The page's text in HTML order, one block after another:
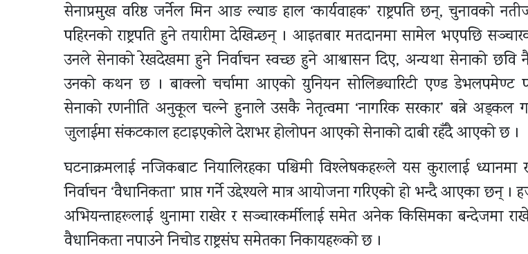
सेनाप्रमुख वरिष्ठ जर्नेल मिन आङ ल्याङ हाल ‘कार्यवाहक’ राष्ट्रपति छन्, चुनावको
पहिरनको राष्ट्रपति हुने तयारीमा देखिन्छन् । आइतबार मतदानमा सामेल भएपछि
उनले सेनाको रेखदेखमा हुने निर्वाचन स्वच्छ हुने आश्वासन दिए, अन्यथा सेनाको छवि
उनको कथन छ । बाक्लो चर्चामा आएको युनियन सोलिड्यारिटी एण्ड डेभलपमेण्ट
सेनाको रणनीति अनुकूल चल्ने हुनाले उसकै नेतृत्वमा ‘नागरिक सरकार’ बन्ने अड्कल
जुलाईमा संकटकाल हटाइएकोले देशभर होलोपन आएको सेनाको दाबी रहँदै आएको छ ।
घटनाक्रमलाई नजिकबाट नियालिरहका पश्चिमी विश्लेषकहरूले यस कुरालाई ध्यानमा
निर्वाचन ‘वैधानिकता’ प्राप्त गर्ने उद्देश्यले मात्र आयोजना गरिएको हो भन्दै आएका छन्
अभियन्ताहरूलाई थुनामा राखेर र सञ्चारकर्मीलाई समेत अनेक किसिमका बन्देजमा
वैधानिकता नपाउने निचोड राष्ट्रसंघ समेतका निकायहरूको छ ।